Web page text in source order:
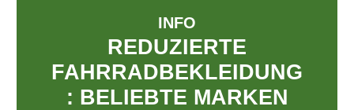
INFO
REDUZIERTE
FAHRRADBEKLEIDUNG
: BELIEBTE MARKEN